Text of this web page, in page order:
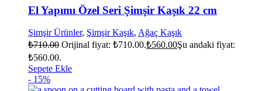
El Yapımı Özel Seri Şimşir Kaşık 22 cm
Şimşir Ürünler, Şimşir Kaşık, Ağaç Kaşık
₺710.00 Orijinal fiyat: ₺710.00.₺560.00Şu andaki fiyat:
₺560.00.
Sepete Ekle
- 15%